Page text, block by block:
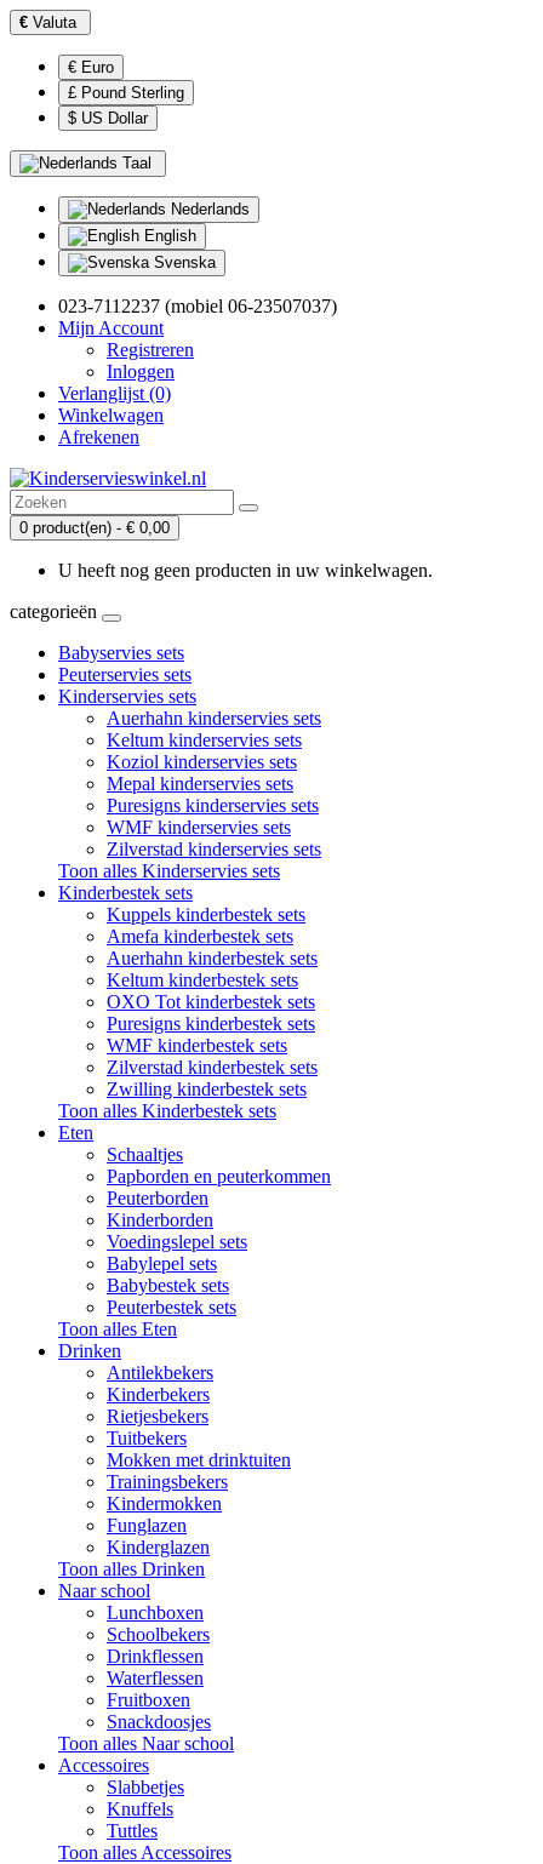
€ Valuta
€ Euro
£ Pound Sterling
$ US Dollar
Taal
Nederlands
English
Svenska
023-7112237 (mobiel 06-23507037)
Mijn Account
Registreren
Inloggen
Verlanglijst (0)
Winkelwagen
Afrekenen
0 product(en) - € 0,00
U heeft nog geen producten in uw winkelwagen.
categorieën
Babyservies sets
Peuterservies sets
Kinderservies sets
Auerhahn kinderservies sets
Keltum kinderservies sets
Koziol kinderservies sets
Mepal kinderservies sets
Puresigns kinderservies sets
WMF kinderservies sets
Zilverstad kinderservies sets
Toon alles Kinderservies sets
Kinderbestek sets
Kuppels kinderbestek sets
Amefa kinderbestek sets
Auerhahn kinderbestek sets
Keltum kinderbestek sets
OXO Tot kinderbestek sets
Puresigns kinderbestek sets
WMF kinderbestek sets
Zilverstad kinderbestek sets
Zwilling kinderbestek sets
Toon alles Kinderbestek sets
Eten
Schaaltjes
Papborden en peuterkommen
Peuterborden
Kinderborden
Voedingslepel sets
Babylepel sets
Babybestek sets
Peuterbestek sets
Toon alles Eten
Drinken
Antilekbekers
Kinderbekers
Rietjesbekers
Tuitbekers
Mokken met drinktuiten
Trainingsbekers
Kindermokken
Funglazen
Kinderglazen
Toon alles Drinken
Naar school
Lunchboxen
Schoolbekers
Drinkflessen
Waterflessen
Fruitboxen
Snackdoosjes
Toon alles Naar school
Accessoires
Slabbetjes
Knuffels
Tuttles
Toon alles Accessoires